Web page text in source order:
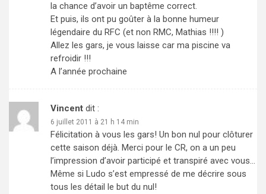
la chance d’avoir un baptême correct.
Et puis, ils ont pu goûter à la bonne humeur
légendaire du RFC (et non RMC, Mathias !!!! )
Allez les gars, je vous laisse car ma piscine va
refroidir !!!
A l’année prochaine
Vincent dit :
6 juillet 2011 à 21 h 14 min
Félicitation à vous les gars! Un bon nul pour clôturer
cette saison déjà. Merci pour le CR, on a un peu
l’impression d’avoir participé et transpiré avec vous…
Même si Ludo s’est empressé de me décrire sous
tous les détail le but du nul!